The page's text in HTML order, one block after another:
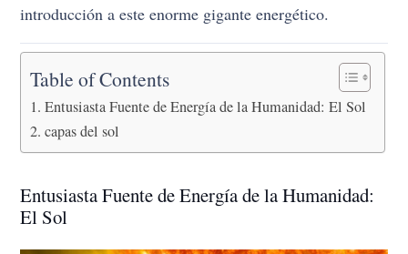
introducción a este enorme gigante energético.
Table of Contents
Entusiasta Fuente de Energía de la Humanidad: El Sol
capas del sol
Entusiasta Fuente de Energía de la Humanidad:
El Sol